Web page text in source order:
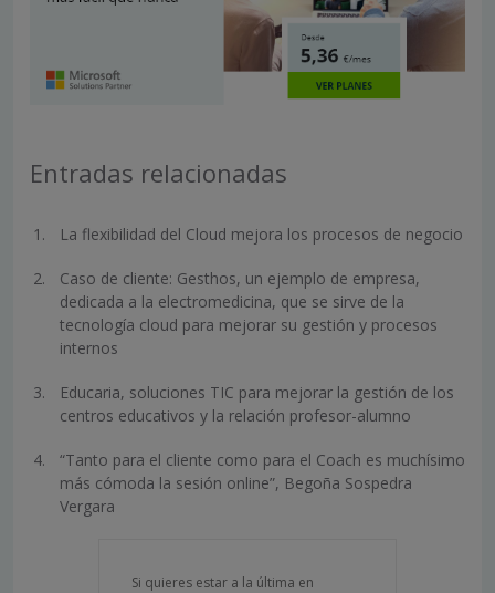
Entradas relacionadas
La flexibilidad del Cloud mejora los procesos de negocio
Caso de cliente: Gesthos, un ejemplo de empresa,
dedicada a la electromedicina, que se sirve de la
tecnología cloud para mejorar su gestión y procesos
internos
Educaria, soluciones TIC para mejorar la gestión de los
centros educativos y la relación profesor-alumno
“Tanto para el cliente como para el Coach es muchísimo
más cómoda la sesión online”, Begoña Sospedra
Vergara
Si quieres estar a la última en